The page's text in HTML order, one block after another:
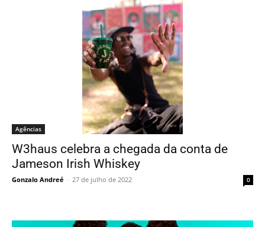
Agências
W3haus celebra a chegada da conta de
Jameson Irish Whiskey
Gonzalo Andreé - 27 de julho de 2022 0